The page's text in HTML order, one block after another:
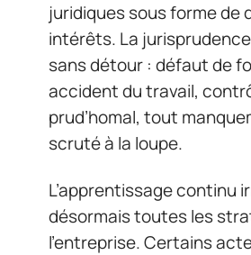
juridiques sous forme de
intérêts. La jurisprudence
sans détour : défaut de
accident du travail,
prud’homal, tout
scruté à la loupe.
L’apprentissage continu
désormais toutes les
l’entreprise. Certains